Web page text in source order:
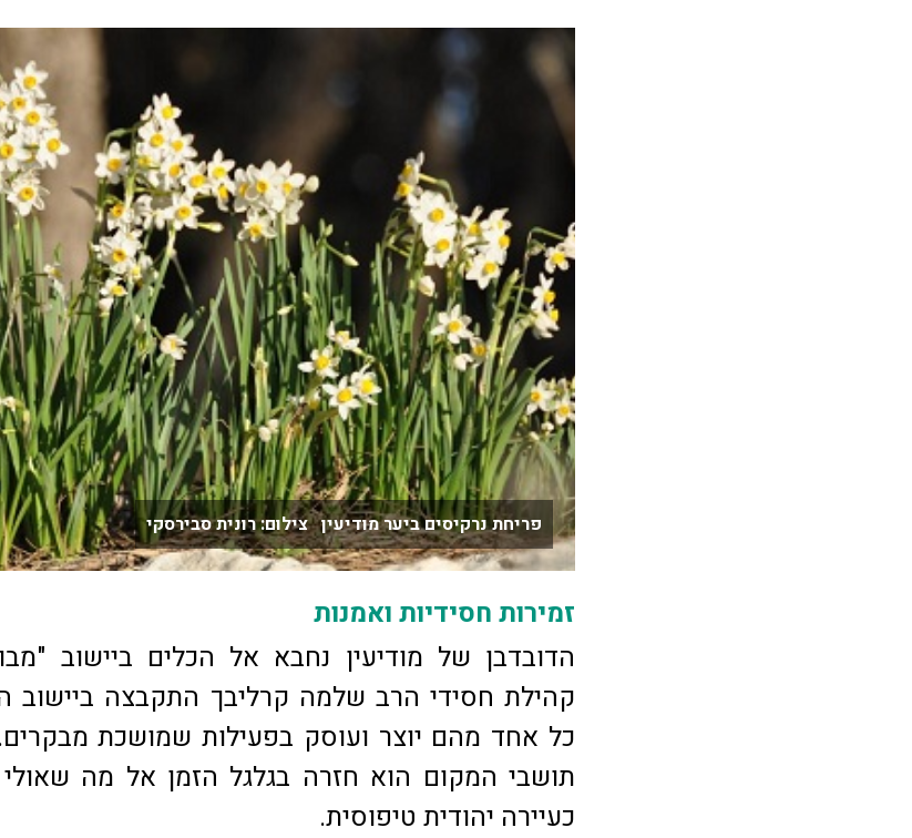
פריחת נרקיסים ביער מודיעין צילום: רונית סבירסקי
זמירות חסידיות ואמנות
הדובדבן של מודיעין נחבא אל הכלים ביישוב
קהילת חסידי הרב שלמה קרליבך התקבצה ביישוב
כל אחד מהם יוצר ועוסק בפעילות שמושכת
תושבי המקום הוא חזרה בגלגל הזמן אל מה שאולי
כעיירה יהודית טיפוסית.